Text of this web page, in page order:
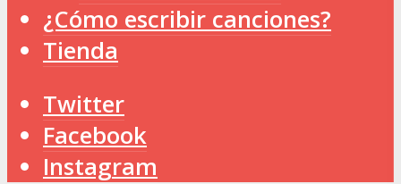
¿Cómo escribir canciones?
Tienda
Twitter
Facebook
Instagram